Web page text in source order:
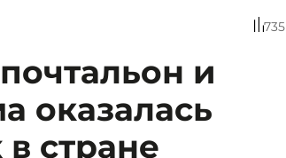
735
и
оказалась
стране